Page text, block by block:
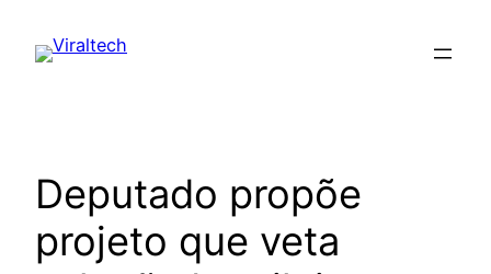
para
Deputado propõe
projeto que veta